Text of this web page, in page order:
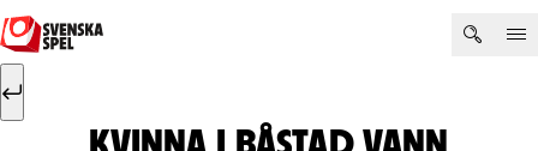
Hoppa till innehåll
Sök efter: